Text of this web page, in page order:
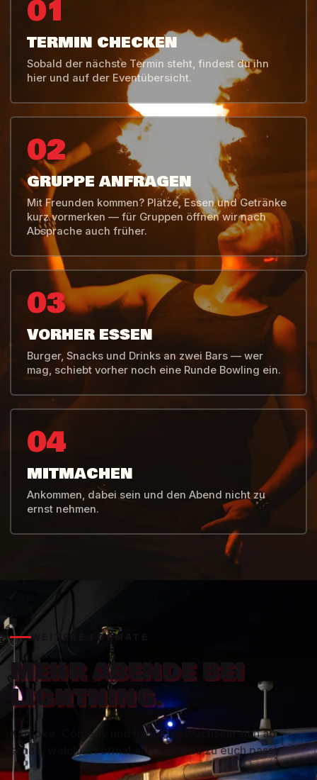
01
TERMIN CHECKEN
Sobald der nächste Termin steht, findest du ihn
hier und auf der Eventübersicht.
02
GRUPPE ANFRAGEN
Mit Freunden kommen? Plätze, Essen und Getränke
kurz vormerken — für Gruppen öffnen wir nach
Absprache auch früher.
03
VORHER ESSEN
Burger, Snacks und Drinks an zwei Bars — wer
mag, schiebt vorher noch eine Runde Bowling ein.
04
MITMACHEN
Ankommen, dabei sein und den Abend nicht zu
ernst nehmen.
WEITERE FORMATE
MEHR ABENDE BEI
LIGHTNING.
Karaoke, Comedy und Rangliste wechseln sich ab —
schau, welches Format als Nächstes zu euch passt.